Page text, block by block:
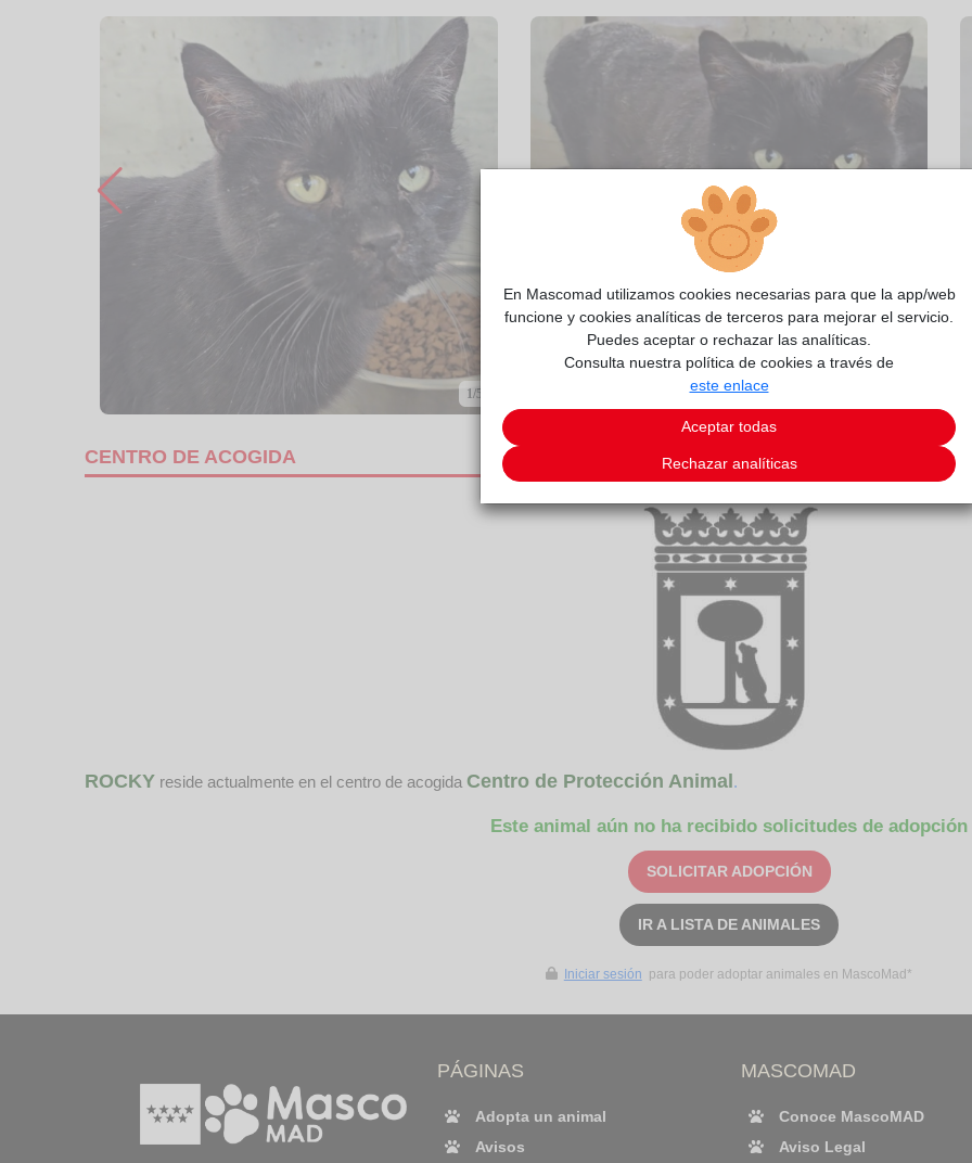
1/5
CENTRO DE ACOGIDA
ROCKY reside actualmente en el centro de acogida Centro de Protección Animal.
Este animal aún no ha recibido solicitudes de adopción
SOLICITAR ADOPCIÓN
IR A LISTA DE ANIMALES
Iniciar sesión para poder adoptar animales en MascoMad*
PÁGINAS
Adopta un animal
Avisos
MASCOMAD
Conoce MascoMAD
Aviso Legal
En Mascomad utilizamos cookies necesarias para que la app/web
funcione y cookies analíticas de terceros para mejorar el servicio.
Puedes aceptar o rechazar las analíticas.
Consulta nuestra política de cookies a través de
este enlace
Aceptar todas
Rechazar analíticas